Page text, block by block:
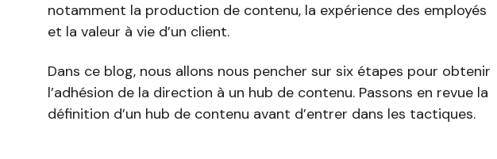
notamment la production de contenu, la expérience des employés
et la valeur à vie d’un client.
Dans ce blog, nous allons nous pencher sur six étapes pour obtenir
l’adhésion de la direction à un hub de contenu. Passons en revue la
définition d’un hub de contenu avant d’entrer dans les tactiques.